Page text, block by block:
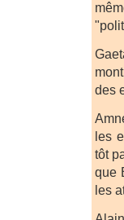
des
les
tôt
que
les